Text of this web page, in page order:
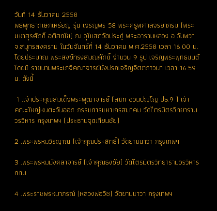
วันที่ 14 ธันวาคม 2558
พิธีพุทธาภิเษกเหรียญ รุ่น เจริญพร 58 พระครูพิศาลจริยาภิรม (พระ
มหาสุรศักดิ์ อติสกฺโข) ณ อุโบสถวัดประดู่ พระอารามหลวง อ.อัมพวา
จ.สมุทรสงคราม ในวันจันทร์ที่ 14 ธันวาคม พ.ศ.2558 เวลา 16.00 น.
โดยประมาณ พระสงฆ์ทรงสมณศักดิ์ จำนวน 9 รูป เจริญพระพุทธมนต์
โดยมี รายนามพระเกจิคณาจารย์นั่งปรกเจริญจิตตภาวนา เวลา 16.59
น. ดังนี้
1 .เจ้าประคุณสมเด็จพระพุฒาจารย์ (สนิท ชวนปญฺโญ ปธ.9 ) เจ้า
คณะใหญ่หนตะวันออก กรรมการมหาเถรสมาคม วัดไตรมิตรวิทยาราม
วรวิหาร กรุงเทพฯ (ประธานจุดเทียนชัย)
2 .พระพรหมวิรญาณ (เจ้าคุณประสิทธิ์) วัดยานนาวา กรุงเทพฯ
3 .พระพรหมมังคลาจารย์ (เจ้าคุณธงชัย) วัดไตรมิตรวิทยารามวรวิหาร
กทม.
4 .พระราชพรหมาภรณ์ (หลวงพ่อวิช) วัดยานนาวา กรุงเทพฯ